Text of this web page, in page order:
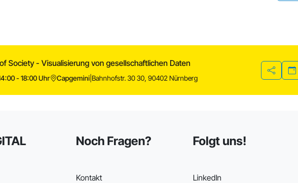
Society - Visualisierung von gesellschaftlichen Daten
- 18:00 Uhr Capgemini Bahnhofstr. 30 30, 90402 Nürnberg Teilen
Noch Fragen?
Kontakt
Folgt uns!
LinkedIn